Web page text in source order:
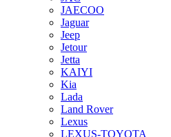
JAECOO
Jaguar
Jeep
Jetour
Jetta
KAIYI
Kia
Lada
Land Rover
Lexus
LEXUS-TOYOTA